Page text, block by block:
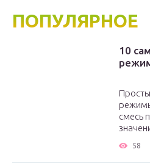
ПОПУЛЯРНОЕ
10
смесь
58